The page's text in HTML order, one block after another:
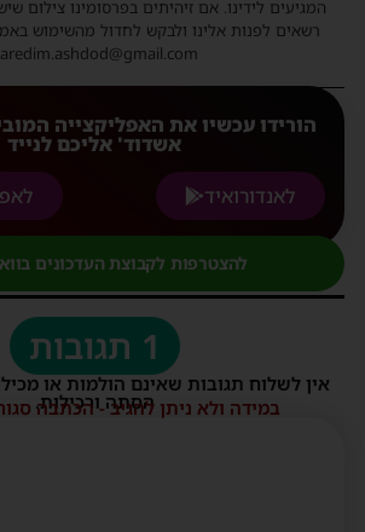
המגיעים לידינו. אם זיהיתים בפרסומינו צילום
רשאים לפנות אלינו ולבקש לחדול מהשימוש
הורידו עכשיו את האפליקצייה
אשדוד' אליכם לנייד
לאנדורואיד
להצטרפות לקבוצת העדכונים
1 תגובות
אין לשלוח תגובות שאינם הולמות או
הסתה ורכילות.
במידה ולא ניתן להגיב - הכתבה